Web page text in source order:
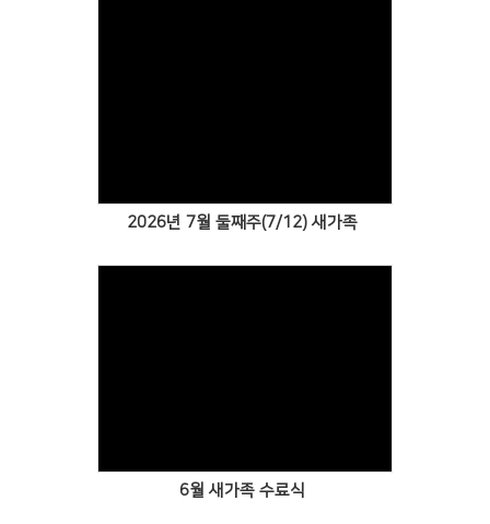
2026년 7월 둘째주(7/12) 새가족
6월 새가족 수료식